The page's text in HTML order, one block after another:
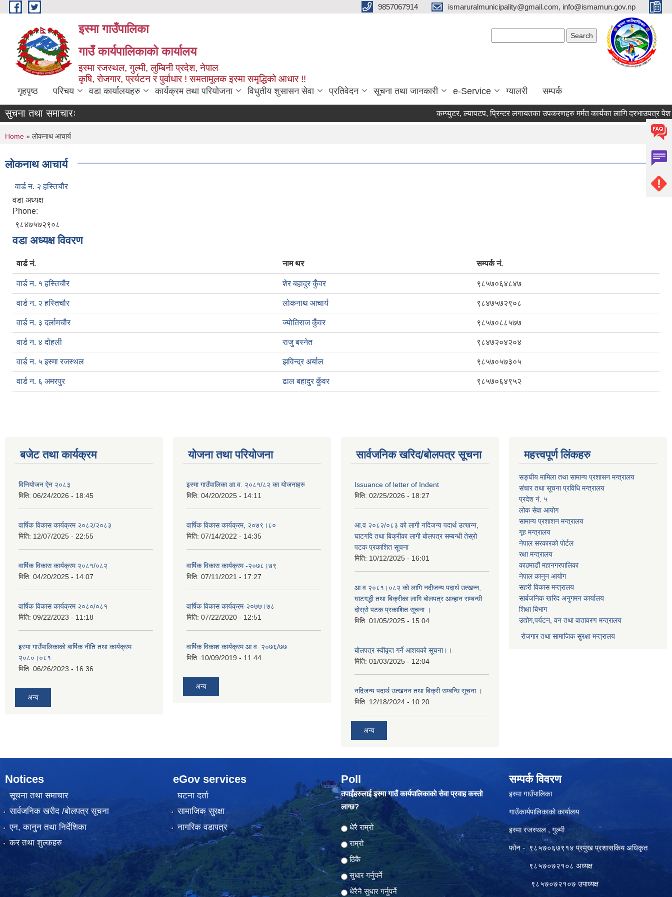
Skip to main content 9857067914 ismaruralmunicipality@gmail.com, info@ismamun.gov.np
इस्मा गाउँपालिका
गाउँ कार्यपालिकाको कार्यालय
इस्मा रजस्थल, गुल्मी, लुम्बिनी प्रदेश, नेपाल
कृषि, रोजगार, प्रर्यटन र पुर्वाधार ! समतामूलक इस्मा समृद्धिको आधार !!
गृहपृष्ठ परिचय वडा कार्यालयहरु कार्यक्रम तथा परियोजना विधुतीय शुसासन सेवा प्रतिवेदन सूचना तथा जानकारी e-Service ग्यालरी सम्पर्क
सुचना तथा समाचारः कम्प्युटर, ल्यापटप, प्रिन्टर लगायतका उपकरणहरु मर्मत कार्यका लागि दरभाउपत्र पेश गर्ने
You are here
Home » लोकनाथ आचार्य
लोकनाथ आचार्य
वार्ड न. २ हस्तिचौर
वडा अध्यक्ष
Phone:
९८४७५७२९०८
वडा अध्यक्ष विवरण
वार्ड नं. नाम थर सम्पर्क नं.
वार्ड न. १ हस्तिचौर शेर बहादुर कुँवर ९८५७०६४८४७
वार्ड न. २ हस्तिचौर लोकनाथ आचार्य ९८४७५७२९०८
वार्ड न. ३ दर्लामचौर ज्योतिराज कुँवर ९८५७०८८५७७
वार्ड न. ४ दोहली राजु बस्नेत ९८४७२०४२०४
वार्ड न. ५ इस्मा रजस्थल झविन्द्र अर्याल ९८५७०५७३०५
वार्ड न. ६ अमरपुर ढाल बहादुर कुँवर ९८५७०६४९५२
बजेट तथा कार्यक्रम
विनियोजन ऐन २०८३
मिति: 06/24/2026 - 18:45
वार्षिक विकास कार्यक्रम २०८२/२०८३
मिति: 12/07/2025 - 22:55
वार्षिक विकास कार्यक्रम २०८१/०८२
मिति: 04/20/2025 - 14:07
वार्षिक विकास कार्यक्रम २०८०/०८१
मिति: 09/22/2023 - 11:18
इस्मा गाउँपालिकाको बार्षिक नीति तथा कार्यक्रम
२०८०।०८१
मिति: 06/26/2023 - 16:36
अन्य
योजना तथा परियोजना
इस्मा गाउँपालिका आ.व. २०८१/८२ का योजनाहरु
मिति: 04/20/2025 - 14:11
वार्षिक विकास कार्यक्रम, २०७९।८०
मिति: 07/14/2022 - 14:35
वार्षिक विकास कार्यक्रम -२०७८।७९
मिति: 07/11/2021 - 17:27
वार्षिक विकास कार्यक्रम-२०७७।७८
मिति: 07/22/2020 - 12:51
वार्षिक विकाश कार्यक्रम आ.व. २०७६/७७
मिति: 10/09/2019 - 11:44
अन्य
सार्वजनिक खरिद/बोलपत्र सूचना
Issuance of letter of Indent
मिति: 02/25/2026 - 18:27
आ.व २०८२/०८३ को लागी नदिजन्य पदार्थ उत्खन्न,
घाटगदि तथा बिक्रीका लागी बोलपत्र सम्बन्धी तेस्रो
पटक प्रकाशित सूचना
मिति: 10/12/2025 - 16:01
आ.व २०८१।०८२ को लागि नदीजन्य पदार्थ उत्खन्न,
घाटगद्धी तथा बिक्रीका लागि बोलपत्र आव्हान सम्बन्धी
दोस्रो पटक प्रकाशित सूचना ।
मिति: 01/05/2025 - 15:04
बोलपत्र स्वीकृत गर्ने आशयको सूचना।।
मिति: 01/03/2025 - 12:04
नदिजन्य पदार्थ उत्खनन तथा बिक्री सम्बन्धि सूचना ।
मिति: 12/18/2024 - 10:20
अन्य
महत्त्वपूर्ण लिंकहरु
सङ्घीय मामिला तथा सामान्य प्रशासन मन्त्रालय
संचार तथा सूचना प्रविधि मन्त्रालय
प्रदेश नं. ५
लोक सेवा आयोग
सामान्य प्रशाशन मन्त्रालय
गृह मन्त्रालय
नेपाल सरकारको पोर्टल
रक्षा मन्त्रालय
काठमाडौं महानगरपालिका
नेपाल कानुन आयोग
सहरी विकास मन्त्रालय
सार्बजनिक खरिद अनुगमन कार्यालय
शिक्षा बिभाग
उद्योग,पर्यटन, वन तथा वातावरण मन्त्रालय
रोजगार तथा सामाजिक सुरक्षा मन्त्रालय
Notices
सूचना तथा समाचार
सार्वजनिक खरीद /बोलपत्र सूचना
एन, कानुन तथा निर्देशिका
कर तथा शुल्कहरु
eGov services
घटना दर्ता
सामाजिक सुरक्षा
नागरिक वडापत्र
Poll
तपाईंहरुलाई इस्मा गाउँ कार्यपालिकाको सेवा प्रवाह कस्तो
लाग्छ?
Choices
धेरै राम्रो
राम्रो
ठिकै
सुधार गर्नुपर्ने
धेरैनै सुधार गर्नुपर्ने
सम्पर्क विवरण
इस्मा गाउँपालिका
गाउँकार्यपालिकाको कार्यालय
इस्मा रजस्थल , गुल्मी
फोन - ९८५७०६७९१४ प्रमुख प्रशासकिय अधिकृत
९८५७०७२१०८ अध्यक्ष
९८५७०७२१०७ उपाध्यक्ष